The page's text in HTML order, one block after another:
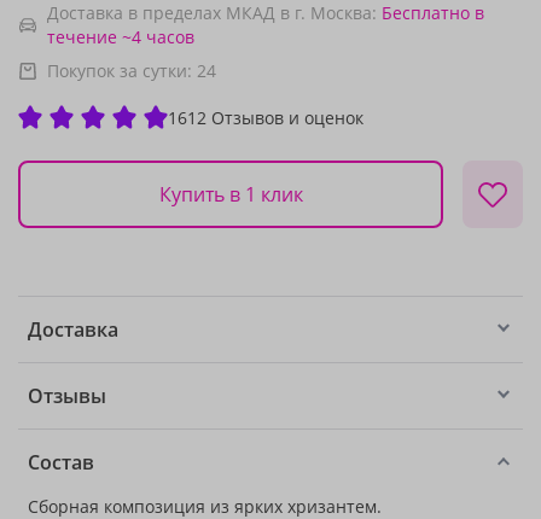
Доставка в пределах МКАД в г. Москва: Бесплатно в
течение ~4 часов
Покупок за сутки: 24
1612 Отзывов и оценок
Купить в 1 клик
Доставка
Отзывы
Состав
Сборная композиция из ярких хризантем.